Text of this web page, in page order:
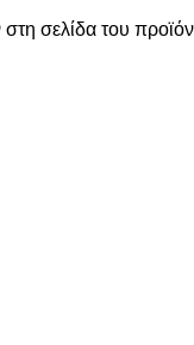
σελίδα του